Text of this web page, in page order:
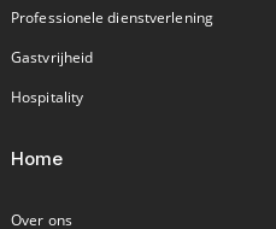
Professionele dienstverlening
Gastvrijheid
Hospitality
Home
Over ons